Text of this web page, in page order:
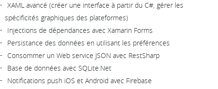
XAML avancé (créer une interface à partir du C#, gérer les
spécificités graphiques des plateformes)
Injections de dépendances avec Xamarin Forms
Persistance des données en utilisant les préférences
Consommer un Web service JSON avec RestSharp
Base de données avec SQLite.Net
Notifications push iOS et Android avec Firebase